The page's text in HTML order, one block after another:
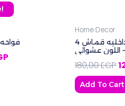
was: 325,00 EGP.
Current price is: 275,00 EGP.
Home Decor
طقم منظم ملابس داخليه قماش 4
عشوائي
180,00EGP
Add To Cart